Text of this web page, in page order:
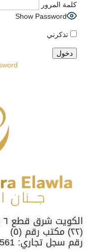
كلمة المرور
Show Password
تذكرني
(٢٢) مكتب رقم (٥)
رقم سجل تجاري: 507561